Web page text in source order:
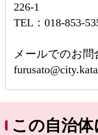
226-1
TEL：018-853-
メールでのお問
この自治